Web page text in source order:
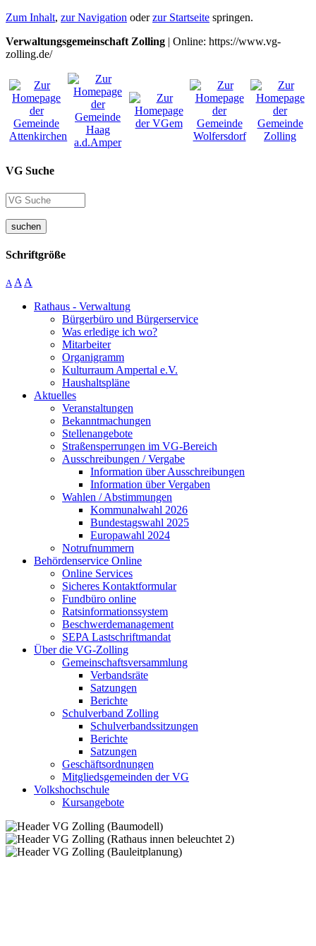
Zum Inhalt, zur Navigation oderzur Startseite springen.
Verwaltungsgemeinschaft Zolling | Online: https://www.vg-
zolling.de/
VG Suche
suchen
Schriftgröße
A A A
Rathaus - Verwaltung
Bürgerbüro und Bürgerservice
Was erledige ich wo?
Mitarbeiter
Organigramm
Kulturraum Ampertal e.V.
Haushaltspläne
Aktuelles
Veranstaltungen
Bekanntmachungen
Stellenangebote
Straßensperrungen im VG-Bereich
Ausschreibungen / Vergabe
Information über Ausschreibungen
Information über Vergaben
Wahlen / Abstimmungen
Kommunalwahl 2026
Bundestagswahl 2025
Europawahl 2024
Notrufnummern
Behördenservice Online
Online Services
Sicheres Kontaktformular
Fundbüro online
Ratsinformationssystem
Beschwerdemanagement
SEPA Lastschriftmandat
Über die VG-Zolling
Gemeinschaftsversammlung
Verbandsräte
Satzungen
Berichte
Schulverband Zolling
Schulverbandssitzungen
Berichte
Satzungen
Geschäftsordnungen
Mitgliedsgemeinden der VG
Volkshochschule
Kursangebote